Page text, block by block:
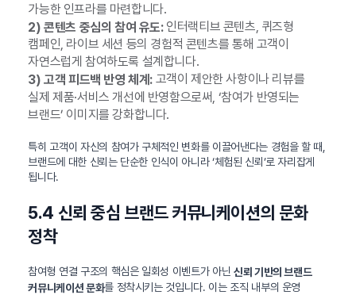
가능한 인프라를 마련합니다.
2) 콘텐츠 중심의 참여 유도:인터랙티브 콘텐츠, 퀴즈형
캠페인, 라이브 세션 등의 경험적 콘텐츠를 통해 고객이
자연스럽게 참여하도록 설계합니다.
3) 고객 피드백 반영 체계:고객이 제안한 사항이나 리뷰를
실제 제품·서비스 개선에 반영함으로써, ‘참여가 반영되는
브랜드’ 이미지를 강화합니다.
특히 고객이 자신의 참여가 구체적인 변화를 이끌어낸다는 경험을 할 때,
브랜드에 대한 신뢰는 단순한 인식이 아니라 ‘체험된 신뢰’로 자리잡게
됩니다.
5.4 신뢰 중심 브랜드 커뮤니케이션의 문화
정착
참여형 연결 구조의 핵심은 일회성 이벤트가 아닌 신뢰 기반의 브랜드
커뮤니케이션 문화를 정착시키는 것입니다. 이는 조직 내부의 운영